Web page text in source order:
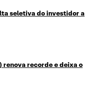
seletiva do investidor a
renova recorde e deixa o